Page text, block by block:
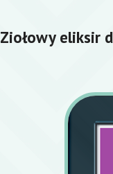
Ziołowy eliksir